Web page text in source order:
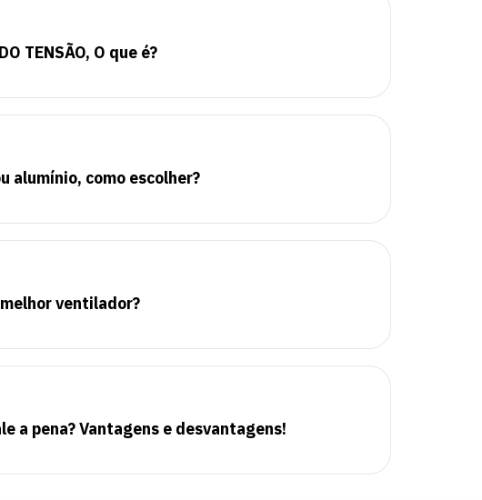
TENSÃO, O que é?
alumínio, como escolher?
ventilador?
a pena? Vantagens e desvantagens!